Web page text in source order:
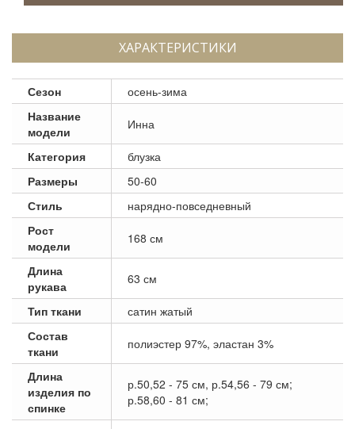
ХАРАКТЕРИСТИКИ
Сезон
осень-зима
Название
модели
Инна
Категория
блузка
Размеры
50-60
Стиль
нарядно-повседневный
Рост
модели
168 см
Длина
рукава
63 см
Тип ткани
сатин жатый
Состав
ткани
полиэстер 97%, эластан 3%
Длина
изделия по
спинке
р.50,52 - 75 см, р.54,56 - 79 см;
р.58,60 - 81 см;